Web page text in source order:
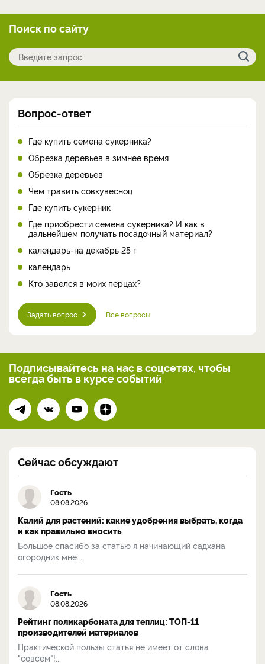
Поиск по сайту
Вопрос-ответ
Где купить семена сукерника?
Обрезка деревьев в зимнее время
Обрезка деревьев
Чем травить совкувесноц
Где купить сукерник
Где приобрести семена сукерника? И как в
дальнейшем получать посадочный материал?
календарь-на декабрь 25 г
календарь
Кто завелся в моих перцах?
Задать вопрос Все вопросы
Подписывайтесь на нас в соцсетях, чтобы
всегдабыть в курсе событий
Сейчас обсуждают
Гость
08.08.2026
Калий для растений: какие удобрения выбрать, когда
и как правильно вносить
Большое спасибо за статью я начинающий садхана
огородник мне...
Гость
08.08.2026
Рейтинг поликарбоната для теплиц: ТОП-11
производителей материалов
Практической пользы статья не имеет от слова
"совсем"!...